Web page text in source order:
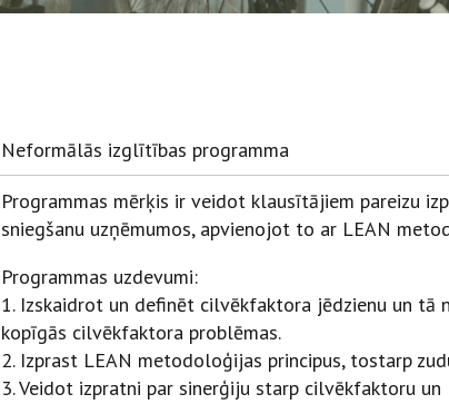
Neformālās izglītības programma
Programmas mērķis ir veidot klausītājiem pareizu
sniegšanu uzņēmumos, apvienojot to ar LEAN
Programmas uzdevumi:
1. Izskaidrot un definēt cilvēkfaktora jēdzienu un tā
kopīgās cilvēkfaktora problēmas.
2. Izprast LEAN metodoloģijas principus, tostarp
3. Veidot izpratni par sinerģiju starp cilvēkfaktoru